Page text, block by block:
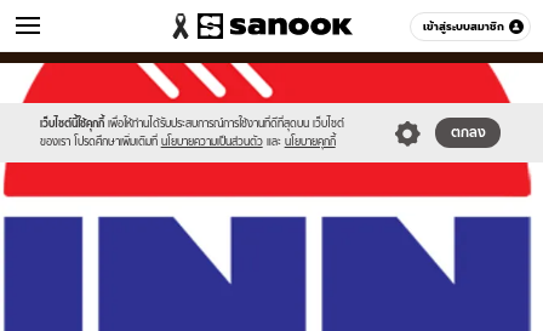
เข้าสู่ระบบสมาชิก
ข่าว หมวดอื่นๆ
เว็บไซต์นี้ใช้คุกกี้ เพื่อให้ท่านได้รับประสบการณ์การใช้งานที่ดีที่สุดบน เว็บไซต์
ของเรา โปรดศึกษาเพิ่มเติมที่ นโยบายความเป็นส่วนตัว และ นโยบายคุกกี้
ตกลง
Sanook
//s.isanook.com/sr/0/images/logo-
new-
sanook.png
600
60
//s.isanook.com/ns/0/ud/362/1810410/624129-
01.jpg